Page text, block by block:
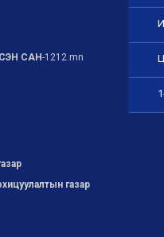
САН-1212.mn
газар